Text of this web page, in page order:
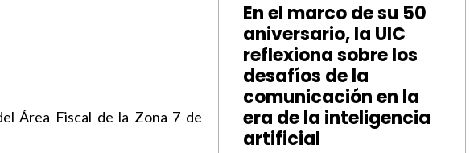
Área Fiscal de la Zona 7 de
En el marco de su 50
aniversario, la UIC
reflexiona sobre los
desafíos de la
comunicación en la
era de la inteligencia
artificial